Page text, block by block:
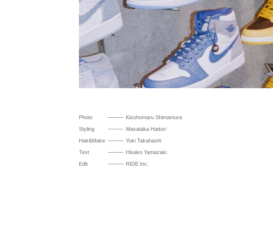
Photo
Kisshomaru Shimamura
Styling
Masataka Hattori
Hair&Make
Yuki Takahashi
Text
Hisako Yamazaki
Edit
RIDE Inc.